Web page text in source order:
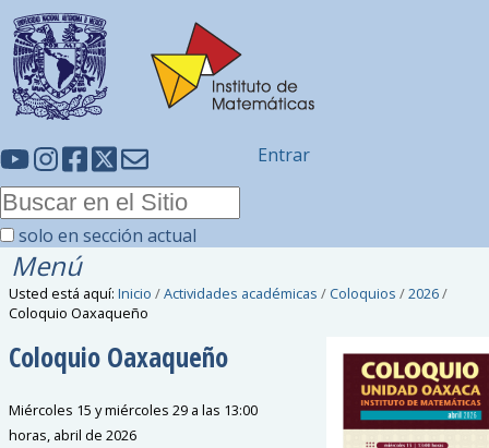
solo en sección actual
Entrar
Menú
Usted está aquí: Inicio /Actividades académicas / Coloquios /2026/
Coloquio Oaxaqueño
Coloquio Oaxaqueño
Miércoles 15 y miércoles 29 a las 13:00
horas, abril de 2026